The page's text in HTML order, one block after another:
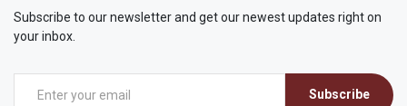
Subscribe to our newsletter and get our newest updates right on
your inbox.
Subscribe